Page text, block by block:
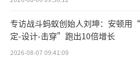
0.60港元，年初至今股价累
江小白两度“硬刚”
专访战斗蚂蚁创始人刘坤：安顿用
定-设计-击穿”跑出10倍增长
2026-08-07 09:41:09